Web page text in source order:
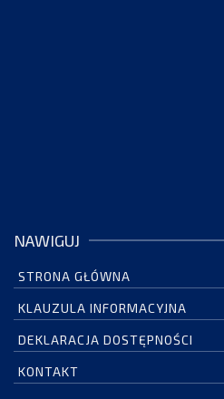
NAWIGUJ
STRONA GŁÓWNA
KLAUZULA INFORMACYJNA
DEKLARACJA DOSTĘPNOŚCI
KONTAKT